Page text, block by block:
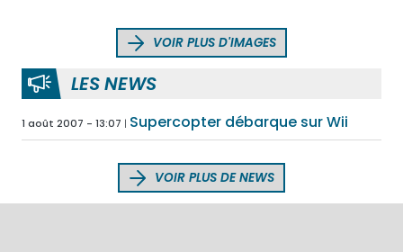
VOIR PLUS D'IMAGES
LES NEWS
1 août 2007 - 13:07 Supercopter débarque sur Wii
VOIR PLUS DE NEWS